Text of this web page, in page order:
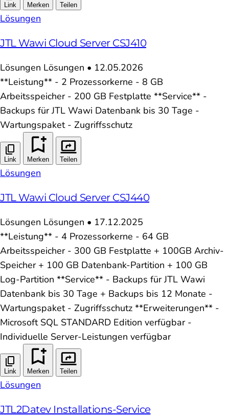
Link Merken Teilen
Lösungen
JTL Wawi Cloud Server CSJ410
Lösungen Lösungen • 12.05.2026
**Leistung** - 2 Prozessorkerne - 8 GB
Arbeitsspeicher - 200 GB Festplatte **Service** -
Backups für JTL Wawi Datenbank bis 30 Tage -
Wartungspaket - Zugriffsschutz
Link Merken Teilen
Lösungen
JTL Wawi Cloud Server CSJ440
Lösungen Lösungen • 17.12.2025
**Leistung** - 4 Prozessorkerne - 64 GB
Arbeitsspeicher - 300 GB Festplatte + 100GB Archiv-
Speicher + 100 GB Datenbank-Partition + 100 GB
Log-Partition **Service** - Backups für JTL Wawi
Datenbank bis 30 Tage + Backups bis 12 Monate -
Wartungspaket - Zugriffsschutz **Erweiterungen** -
Microsoft SQL STANDARD Edition verfügbar -
Individuelle Server-Leistungen verfügbar
Link Merken Teilen
Lösungen
JTL2Datev Installations-Service